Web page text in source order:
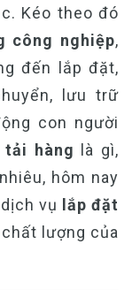
Kéo theo đó
công nghiệp,
đến lắp đặt,
lưu trữ
con người
tải hàng là gì,
hôm nay
vụ
lắp đặt
chất lượng của